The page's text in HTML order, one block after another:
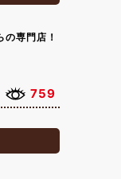
専門店！
759